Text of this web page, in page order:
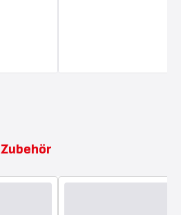
Zubehör